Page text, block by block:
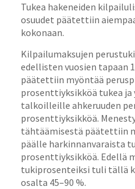
Tukea hakeneiden
osuudet päätettiin
kokonaan.
Kilpailumaksujen
edellisten vuosien tapaan
päätettiin myöntää
prosenttiyksikköä tukea
talkoilleille ahkeruuden
prosenttiyksikköä.
tähtäämisestä päätettiin
päälle harkinnanvaraista
prosenttiyksikköä. Edellä
tukiprosenteiksi tuli tällä
osalta 45–90 %.